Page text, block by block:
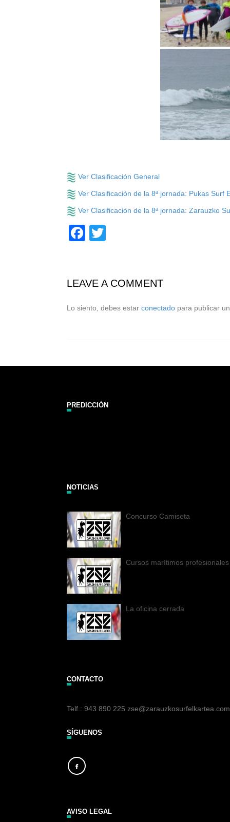
Ver Clasificación General
Ver Clasificación de la 8ª jornada: Pukas Surf
Ver Clasificación de la 8ª jornada: Zarauzko
Facebook
LEAVE A COMMENT
Lo siento, debes estar conectado para publicar
PREDICCIÓN
NOTICIAS
Concurso Camiseta
Cursos marítimos profesionales
La oficina cerrada
CONTACTO
Telf.: 943 890 225 zse@zarauzkosurfelkartea.com
SÍGUENOS
AVISO LEGAL